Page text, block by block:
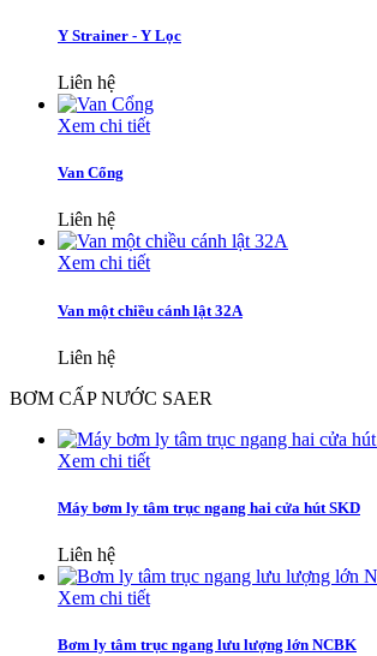
Y Strainer - Y Lọc
Liên hệ
Xem chi tiết
Van Cổng
Liên hệ
Xem chi tiết
Van một chiều cánh lật 32A
Liên hệ
BƠM CẤP NƯỚC SAER
Xem chi tiết
Máy bơm ly tâm trục ngang hai cửa hút SKD
Liên hệ
Xem chi tiết
Bơm ly tâm trục ngang lưu lượng lớn NCBK